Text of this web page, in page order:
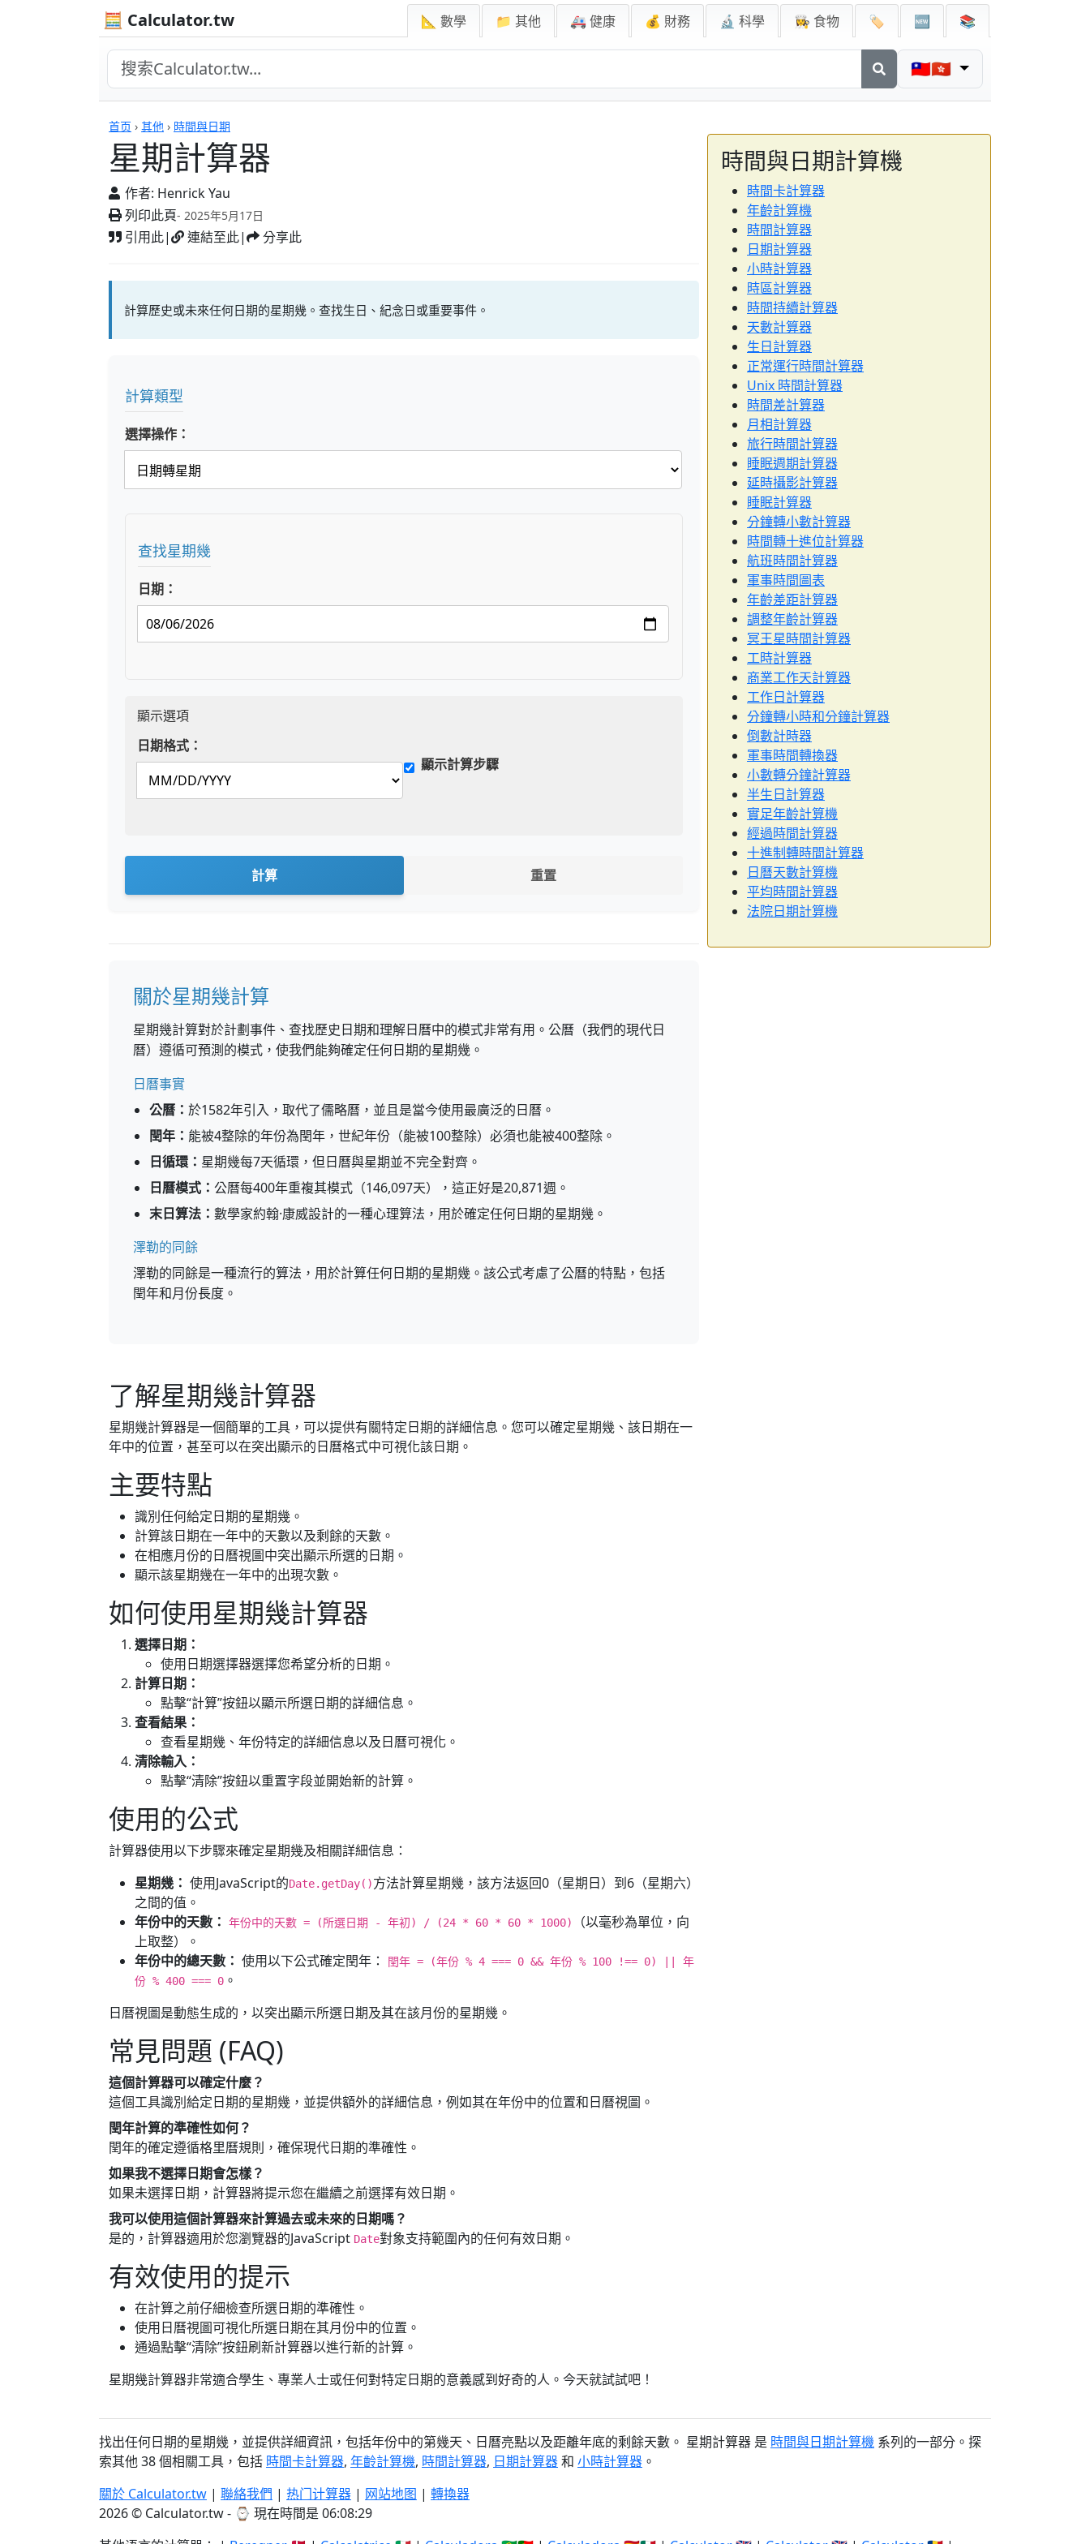
🧮 Calculator.tw 📐 數學 📁 其他 🚑 健康 💰 財務 🔬 科學 👩‍🍳 食物 🏷️ 🆕 📚
🇹🇼🇭🇰
首页 › 其他 › 時間與日期
星期計算器
作者: Henrick Yau
列印此頁- 2025年5月17日
引用此| 連結至此| 分享此
計算機
計算歷史或未來任何日期的星期幾。查找生日、紀念日或重要事件。
計算類型
選擇操作：
查找星期幾
日期：
顯示選項
日期格式：
顯示計算步驟
計算 重置
關於星期幾計算
星期幾計算對於計劃事件、查找歷史日期和理解日曆中的模式非常有用。公曆（我們的現代日
曆）遵循可預測的模式，使我們能夠確定任何日期的星期幾。
日曆事實
公曆： 於1582年引入，取代了儒略曆，並且是當今使用最廣泛的日曆。
閏年： 能被4整除的年份為閏年，世紀年份（能被100整除）必須也能被400整除。
日循環： 星期幾每7天循環，但日曆與星期並不完全對齊。
日曆模式： 公曆每400年重複其模式（146,097天），這正好是20,871週。
末日算法： 數學家約翰·康威設計的一種心理算法，用於確定任何日期的星期幾。
澤勒的同餘
澤勒的同餘是一種流行的算法，用於計算任何日期的星期幾。該公式考慮了公曆的特點，包括
閏年和月份長度。
了解星期幾計算器
星期幾計算器是一個簡單的工具，可以提供有關特定日期的詳細信息。您可以確定星期幾、該日期在一
年中的位置，甚至可以在突出顯示的日曆格式中可視化該日期。
主要特點
識別任何給定日期的星期幾。
計算該日期在一年中的天數以及剩餘的天數。
在相應月份的日曆視圖中突出顯示所選的日期。
顯示該星期幾在一年中的出現次數。
如何使用星期幾計算器
選擇日期：
使用日期選擇器選擇您希望分析的日期。
計算日期：
點擊“計算”按鈕以顯示所選日期的詳細信息。
查看結果：
查看星期幾、年份特定的詳細信息以及日曆可視化。
清除輸入：
點擊“清除”按鈕以重置字段並開始新的計算。
使用的公式
計算器使用以下步驟來確定星期幾及相關詳細信息：
星期幾： 使用JavaScript的Date.getDay()方法計算星期幾，該方法返回0（星期日）到6（星期六）
之間的值。
年份中的天數：
年份中的天數 = (所選日期 - 年初) / (24 * 60 * 60 * 1000)
（以毫秒為單位，向
上取整）。
年份中的總天數： 使用以下公式確定閏年：
閏年 = (年份 % 4 === 0 && 年份 % 100 !== 0) || 年
份 % 400 === 0 。
日曆視圖是動態生成的，以突出顯示所選日期及其在該月份的星期幾。
常見問題 (FAQ)
這個計算器可以確定什麼？
這個工具識別給定日期的星期幾，並提供額外的詳細信息，例如其在年份中的位置和日曆視圖。
閏年計算的準確性如何？
閏年的確定遵循格里曆規則，確保現代日期的準確性。
如果我不選擇日期會怎樣？
如果未選擇日期，計算器將提示您在繼續之前選擇有效日期。
我可以使用這個計算器來計算過去或未來的日期嗎？
是的，計算器適用於您瀏覽器的JavaScript Date對象支持範圍內的任何有效日期。
有效使用的提示
在計算之前仔細檢查所選日期的準確性。
使用日曆視圖可視化所選日期在其月份中的位置。
通過點擊“清除”按鈕刷新計算器以進行新的計算。
星期幾計算器非常適合學生、專業人士或任何對特定日期的意義感到好奇的人。今天就試試吧！
時間與日期計算機
時間卡計算器
年齡計算機
時間計算器
日期計算器
小時計算器
時區計算器
時間持續計算器
天數計算器
生日計算器
正常運行時間計算器
Unix 時間計算器
時間差計算器
月相計算器
旅行時間計算器
睡眠週期計算器
延時攝影計算器
睡眠計算器
分鐘轉小數計算器
時間轉十進位計算器
航班時間計算器
軍事時間圖表
年齡差距計算器
調整年齡計算器
冥王星時間計算器
工時計算器
商業工作天計算器
工作日計算器
分鐘轉小時和分鐘計算器
倒數計時器
軍事時間轉換器
小數轉分鐘計算器
半生日計算器
實足年齡計算機
經過時間計算器
十進制轉時間計算器
日曆天數計算機
平均時間計算器
法院日期計算機
找出任何日期的星期幾，並提供詳細資訊，包括年份中的第幾天、日曆亮點以及距離年底的剩餘天數。 星期計算器 是 時間與日期計算機 系列的一部分。探
索其他 38 個相關工具，包括 時間卡計算器, 年齡計算機, 時間計算器, 日期計算器和 小時計算器 。
關於 Calculator.tw | 聯絡我們 | 热门计算器 | 网站地图 | 轉換器
2026 © Calculator.tw - ⌚ 現在時間是 06:08:29